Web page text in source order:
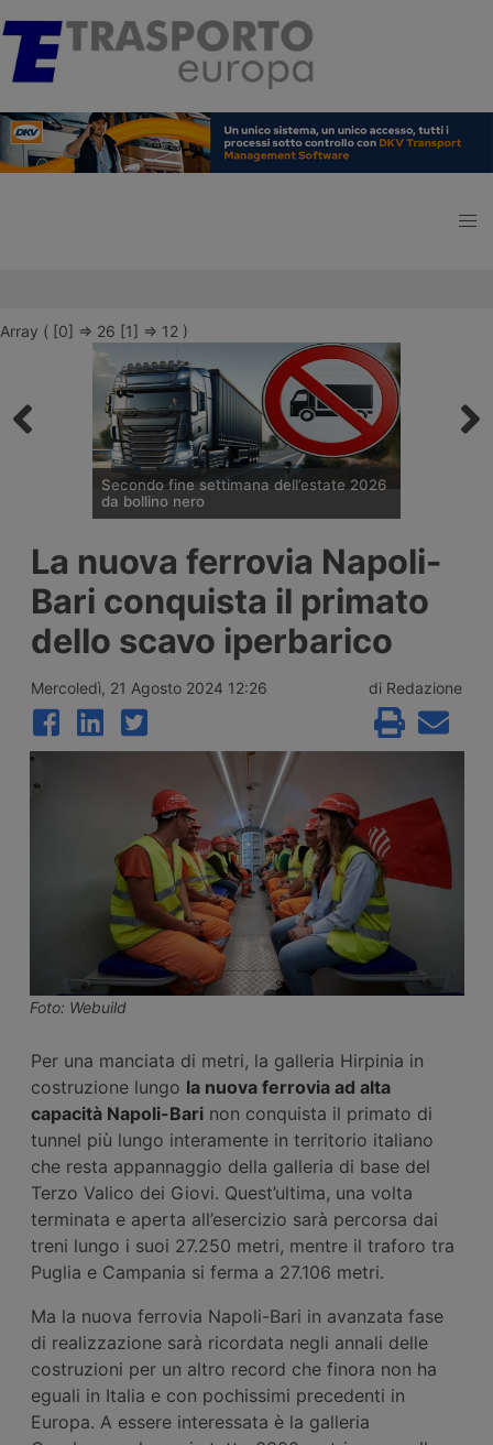
Array ( [0] => 26 [1] => 12 )
Secondo fine settimana dell’estate 2026
da bollino nero
e potenziamento del personale Anas sulla
rete nazionale nel weekend che apre la
settimana di Ferragosto, con oltre 25
milioni di spostamenti attesi tra il 7 e il 9
agosto 2026.
La nuova ferrovia Napoli-
Bari conquista il primato
dello scavo iperbarico
Mercoledì, 21 Agosto 2024 12:26 di Redazione
Foto: Webuild
Per una manciata di metri, la galleria Hirpinia in
costruzione lungo la nuova ferrovia ad alta
capacità Napoli-Bari non conquista il primato di
tunnel più lungo interamente in territorio italiano
che resta appannaggio della galleria di base del
Terzo Valico dei Giovi. Quest’ultima, una volta
terminata e aperta all’esercizio sarà percorsa dai
treni lungo i suoi 27.250 metri, mentre il traforo tra
Puglia e Campania si ferma a 27.106 metri.
Ma la nuova ferrovia Napoli-Bari in avanzata fase
di realizzazione sarà ricordata negli annali delle
costruzioni per un altro record che finora non ha
eguali in Italia e con pochissimi precedenti in
Europa. A essere interessata è la galleria